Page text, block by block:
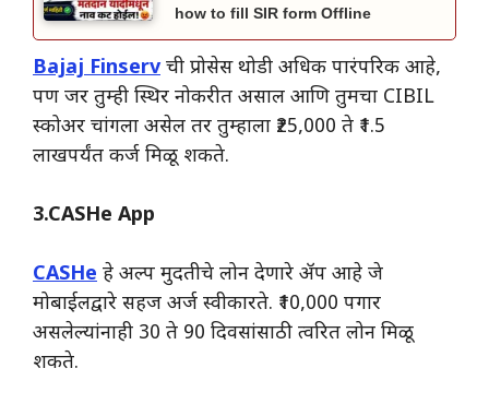
how to fill SIR form Offline
Bajaj Finserv ची प्रोसेस थोडी अधिक पारंपरिक आहे,
पण जर तुम्ही स्थिर नोकरीत असाल आणि तुमचा CIBIL
स्कोअर चांगला असेल तर तुम्हाला ₹25,000 ते ₹1.5
लाखपर्यंत कर्ज मिळू शकते.
3.CASHe App
CASHe हे अल्प मुदतीचे लोन देणारे ॲप आहे जे
मोबाईलद्वारे सहज अर्ज स्वीकारते. ₹10,000 पगार
असलेल्यांनाही 30 ते 90 दिवसांसाठी त्वरित लोन मिळू
शकते.